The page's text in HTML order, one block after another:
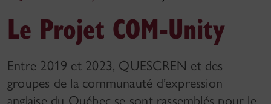
Le Projet COM-Unity
Entre 2019 et 2023, QUESCREN et des
groupes de la communauté d’expression
anglaise du Québec se sont rassemblés pour le